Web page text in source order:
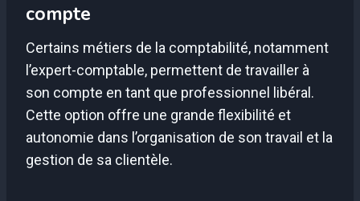
compte
Certains métiers de la comptabilité, notamment
l’expert-comptable, permettent de travailler à
son compte en tant que professionnel libéral.
Cette option offre une grande flexibilité et
autonomie dans l’organisation de son travail et la
gestion de sa clientèle.